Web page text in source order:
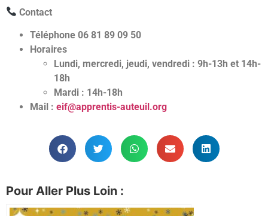
Contact
Téléphone 06 81 89 09 50
Horaires
Lundi, mercredi, jeudi, vendredi : 9h-13h et 14h-
18h
Mardi : 14h-18h
Mail : eif@apprentis-auteuil.org
Pour Aller Plus Loin :